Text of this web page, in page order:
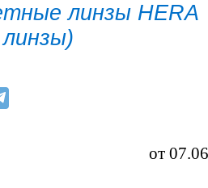
линзы HERA
от